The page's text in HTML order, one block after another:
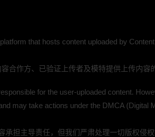
that hosts content uploaded by
合作方、已验证上传者及模特提供上传内容
for the user-uploaded content.
may take actions under the DMCA (Digital
承担主导责任，但我们严肃处理一切版权侵